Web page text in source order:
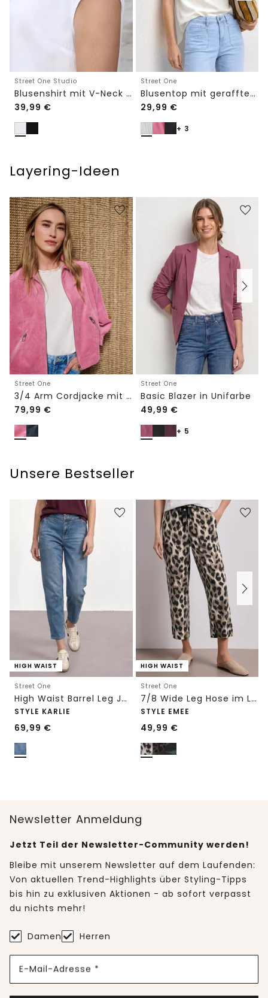
Street One Studio
Blusenshirt mit V-Neck und Spitze
39,99 €
Street One
Blusentop mit gerafftem Rundhals
29,99 €
+ 3
Layering-Ideen
Street One
3/4 Arm Cordjacke mit Hemdkragen
79,99 €
Street One
Basic Blazer in Unifarbe
49,99 €
+ 5
Unsere Bestseller
HIGH WAIST
Street One
High Waist Barrel Leg Jeans im Loose Fit
STYLE KARLIE
69,99 €
HIGH WAIST
Street One
7/8 Wide Leg Hose im Loose Fit mit Print
STYLE EMEE
49,99 €
Newsletter Anmeldung
Jetzt Teil der Newsletter-Community werden!
Bleibe mit unserem Newsletter auf dem Laufenden:
Von aktuellen Trend-Highlights über Styling-Tipps
bis hin zu exklusiven Aktionen - ab sofort verpasst
du nichts mehr!
Damen Herren
E-Mail-Adresse *